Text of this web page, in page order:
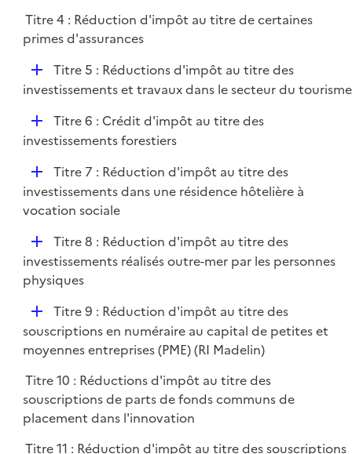
Titre 4 : Réduction d'impôt au titre de certaines
primes d'assurances
D
é
i
Titre 5 : Réductions d'impôt au titre des
investissements et travaux dans le secteur du tourisme
D
é
i
e
Titre 6 : Crédit d'impôt au titre des
investissements forestiers
D
é
p
e
r
Titre 7 : Réduction d'impôt au titre des
investissements dans une résidence hôtelière à
vocation sociale
D
é
p
e
r
Titre 8 : Réduction d'impôt au titre des
investissements réalisés outre-mer par les personnes
physiques
D
é
p
i
e
r
Titre 9 : Réduction d'impôt au titre des
souscriptions en numéraire au capital de petites et
moyennes entreprises (PME) (RI Madelin)
Titre 10 : Réductions d'impôt au titre des
souscriptions de parts de fonds communs de
placement dans l'innovation
Titre 11 : Réduction d'impôt au titre des souscriptions